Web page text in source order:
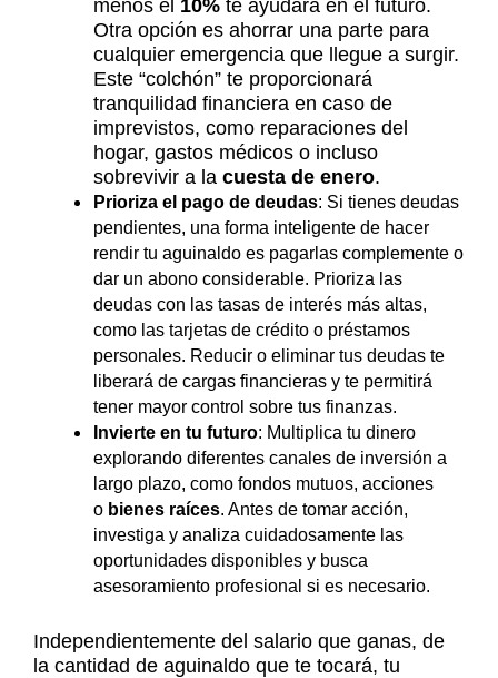
menos el 10% te ayudará en el futuro.
Otra opción es ahorrar una parte para
cualquier emergencia que llegue a surgir.
Este “colchón” te proporcionará
tranquilidad financiera en caso de
imprevistos, como reparaciones del
hogar, gastos médicos o incluso
sobrevivir a la cuesta de enero.
Prioriza el pago de deudas: Si tienes deudas
pendientes, una forma inteligente de hacer
rendir tu aguinaldo es pagarlas complemente o
dar un abono considerable. Prioriza las
deudas con las tasas de interés más altas,
como las tarjetas de crédito o préstamos
personales. Reducir o eliminar tus deudas te
liberará de cargas financieras y te permitirá
tener mayor control sobre tus finanzas.
Invierte en tu futuro: Multiplica tu dinero
explorando diferentes canales de inversión a
largo plazo, como fondos mutuos, acciones
o bienes raíces. Antes de tomar acción,
investiga y analiza cuidadosamente las
oportunidades disponibles y busca
asesoramiento profesional si es necesario.
Independientemente del salario que ganas, de
la cantidad de aguinaldo que te tocará, tu